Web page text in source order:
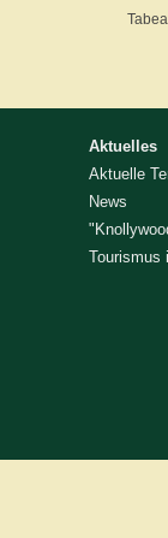
Aktuelles
Aktuelle
News
Tourismus